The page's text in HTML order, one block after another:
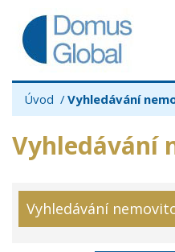
Úvod Vyhledávání
Vyhledávání
Vyhledávání